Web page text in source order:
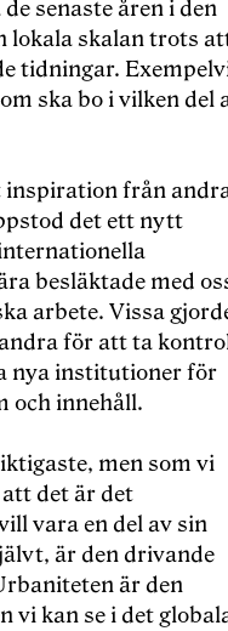
senaste åren i den
lokala skalan trots
tidningar.
ska bo i vilken del
inspiration från
det ett nytt
besläktade med
arbete. Vissa
för att ta
nya institutioner för
och innehåll.
men som vi
det är det
vara en del av sin
är den drivande
är den
vi kan se i det